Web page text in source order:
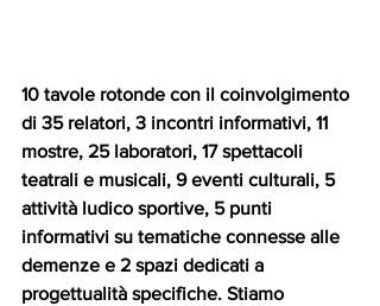
10 tavole rotonde con il coinvolgimento
di 35 relatori, 3 incontri informativi, 11
mostre, 25 laboratori, 17 spettacoli
teatrali e musicali, 9 eventi culturali, 5
attività ludico sportive, 5 punti
informativi su tematiche connesse alle
demenze e 2 spazi dedicati a
progettualità specifiche. Stiamo